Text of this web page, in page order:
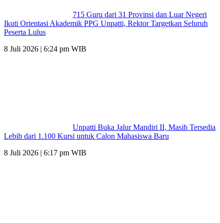
715 Guru dari 31 Provinsi dan Luar Negeri
Ikuti Orientasi Akademik PPG Unpatti, Rektor Targetkan Seluruh
Peserta Lulus
8 Juli 2026 | 6:24 pm WIB
Unpatti Buka Jalur Mandiri II, Masih Tersedia
Lebih dari 1.100 Kursi untuk Calon Mahasiswa Baru
8 Juli 2026 | 6:17 pm WIB